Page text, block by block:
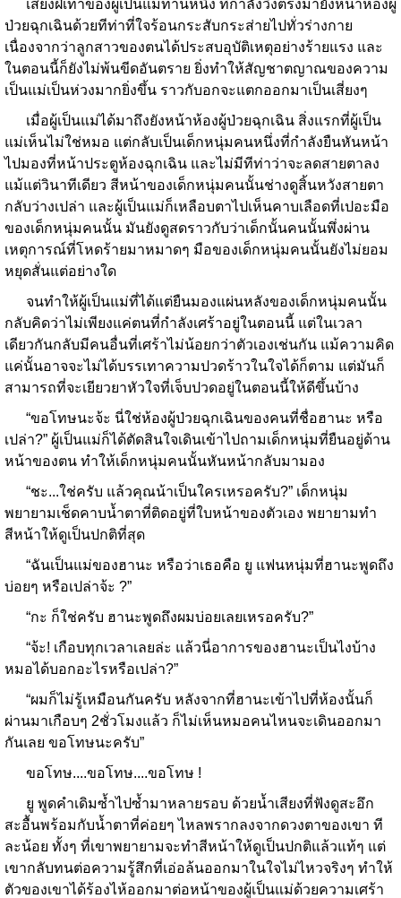
เสียงฝีเท้าของผู้เป็นแม่ท่านหนึ่ง ที่กำลังวิ่งตรงมายังหน้าห้องผู้
ป่วยฉุกเฉินด้วยทีท่าที่ใจร้อนกระสับกระส่ายไปทั่วร่างกาย
เนื่องจากว่าลูกสาวของตนได้ประสบอุบัติเหตุอย่างร้ายแรง และ
ในตอนนี้ก็ยังไม่พ้นขีดอันตราย ยิ่งทำให้สัญชาตญาณของความ
เป็นแม่เป็นห่วงมากยิ่งขึ้น ราวกับอกจะแตกออกมาเป็นเสี่ยงๆ
เมื่อผู้เป็นแม่ได้มาถึงยังหน้าห้องผู้ป่วยฉุกเฉิน สิ่งแรกที่ผู้เป็น
แม่เห็นไม่ใช่หมอ แต่กลับเป็นเด็กหนุ่มคนหนึ่งที่กำลังยืนหันหน้า
ไปมองที่หน้าประตูห้องฉุกเฉิน และไม่มีทีท่าว่าจะลดสายตาลง
แม้แต่วินาทีเดียว สีหน้าของเด็กหนุ่มคนนั้นช่างดูสิ้นหวังสายตา
กลับว่างเปล่า และผู้เป็นแม่ก็เหลือบตาไปเห็นคาบเลือดที่เปอะมือ
ของเด็กหนุ่มคนนั้น มันยังดูสดราวกับว่าเด็กนั้นคนนั้นพึ่งผ่าน
เหตุการณ์ที่โหดร้ายมาหมาดๆ มือของเด็กหนุ่มคนนั้นยังไม่ยอม
หยุดสั่นแต่อย่างใด
จนทำให้ผู้เป็นแม่ที่ได้แต่ยืนมองแผ่นหลังของเด็กหนุ่มคนนั้น
กลับคิดว่าไม่เพียงแค่ตนที่กำลังเศร้าอยู่ในตอนนี้ แต่ในเวลา
เดียวกันกลับมีคนอื่นที่เศร้าไม่น้อยกว่าตัวเองเช่นกัน แม้ความคิด
แค่นั้นอาจจะไม่ได้บรรเทาความปวดร้าวในใจได้ก็ตาม แต่มันก็
สามารถที่จะเยียวยาหัวใจที่เจ็บปวดอยู่ในตอนนี้ให้ดีขึ้นบ้าง
“ขอโทษนะจ้ะ นี่ใช่ห้องผู้ป่วยฉุกเฉินของคนที่ชื่อฮานะ หรือ
เปล่า?” ผู้เป็นแม่ก็ได้ตัดสินใจเดินเข้าไปถามเด็กหนุ่มที่ยืนอยู่ด้าน
หน้าของตน ทำให้เด็กหนุ่มคนนั้นหันหน้ากลับมามอง
“ชะ...ใช่ครับ แล้วคุณน้าเป็นใครเหรอครับ?” เด็กหนุ่ม
พยายามเช็ดคาบน้ำตาที่ติดอยู่ที่ใบหน้าของตัวเอง พยายามทำ
สีหน้าให้ดูเป็นปกติที่สุด
“ฉันเป็นแม่ของฮานะ หรือว่าเธอคือ ยู แฟนหนุ่มที่ฮานะพูดถึง
บ่อยๆ หรือเปล่าจ้ะ ?”
“กะ ก็ใช่ครับ ฮานะพูดถึงผมบ่อยเลยเหรอครับ?”
“จ้ะ! เกือบทุกเวลาเลยล่ะ แล้วนี่อาการของฮานะเป็นไงบ้าง
หมอได้บอกอะไรหรือเปล่า?”
“ผมก็ไม่รู้เหมือนกันครับ หลังจากที่ฮานะเข้าไปที่ห้องนั้นก็
ผ่านมาเกือบๆ 2ชั่วโมงแล้ว ก็ไม่เห็นหมอคนไหนจะเดินออกมา
กันเลย ขอโทษนะครับ”
ขอโทษ....ขอโทษ....ขอโทษ !
ยู พูดคำเดิมซ้ำไปซ้ำมาหลายรอบ ด้วยน้ำเสียงที่ฟังดูสะอึก
สะอื้นพร้อมกับน้ำตาที่ค่อยๆ ไหลพรากลงจากดวงตาของเขา ที
ละน้อย ทั้งๆ ที่เขาพยายามจะทำสีหน้าให้ดูเป็นปกติแล้วแท้ๆ แต่
เขากลับทนต่อความรู้สึกที่เอ่อล้นออกมาในใจไม่ไหวจริงๆ ทำให้
ตัวของเขาได้ร้องไห้ออกมาต่อหน้าของผู้เป็นแม่ด้วยความเศร้า